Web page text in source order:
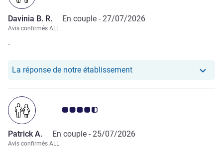
Davinia B. R. En couple - 27/07/2026
Avis confirmés ALL
.
La réponse de notre établissementNotre hôtel a repondu au
Note Avis clients 4.5/5
Patrick A. En couple - 25/07/2026
Avis confirmés ALL